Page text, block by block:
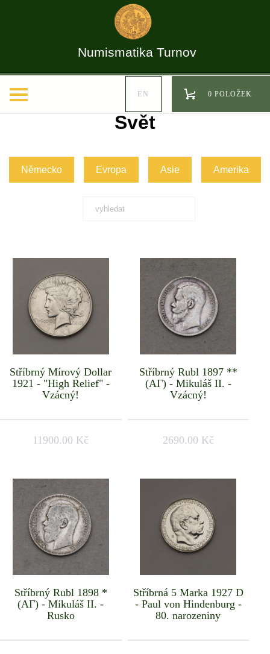
Numismatika Turnov
EN 0 POLOŽEK
Svět
Německo Evropa Asie Amerika
Stříbrný Mírový Dollar
1921 - "High Relief" -
Vzácný!
11900.00 Kč
Stříbrný Rubl 1897 **
(АГ) - Mikuláš II. -
Vzácný!
2690.00 Kč
Stříbrný Rubl 1898 *
(АГ) - Mikuláš II. -
Rusko
Stříbrná 5 Marka 1927 D
- Paul von Hindenburg -
80. narozeniny